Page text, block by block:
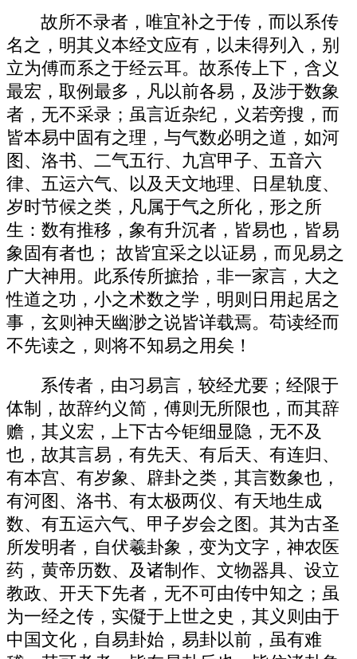
故所不录者，唯宜补之于传，而以系传
名之，明其义本经文应有，以未得列入，别
立为傅而系之于经云耳。故系传上下，含义
最宏，取例最多，凡以前各易，及涉于数象
者，无不采录；虽言近杂纪，义若旁搜，而
皆本易中固有之理，与气数必明之道，如河
图、洛书、二气五行、九宫甲子、五音六
律、五运六气、以及天文地理、日星轨度、
岁时节候之类，凡属于气之所化，形之所
生：数有推移，象有升沉者，皆易也，皆易
象固有者也； 故皆宜采之以证易，而见易之
广大神用。此系传所摭拾，非一家言，大之
性道之功，小之术数之学，明则日用起居之
事，玄则神天幽渺之说皆详载焉。苟读经而
不先读之，则将不知易之用矣！
系传者，由习易言，较经尤要；经限于
体制，故辞约义简，傅则无所限也，而其辞
赡，其义宏，上下古今钜细显隐，无不及
也，故其言易，有先天、有后天、有连归、
有本宫、有岁象、辟卦之类，其言数象也，
有河图、洛书、有太极两仪、有天地生成
数、有五运六气、甲子岁会之图。其为古圣
所发明者，自伏羲卦象，变为文字，神农医
药，黄帝历数、及诸制作、文物器具、设立
教政、开天下先者，无不可由传中知之；虽
为一经之传，实儗于上世之史，其义则由于
中国文化，自易卦始，易卦以前，虽有难